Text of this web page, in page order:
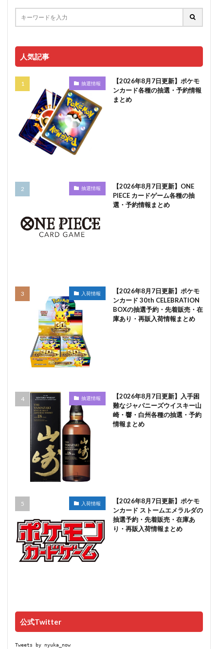
人気記事
抽選情報
【2026年8月7日更新】ポケモ
ンカード各種の抽選・予約情報
まとめ
抽選情報
【2026年8月7日更新】ONE
PIECE カードゲーム各種の抽
選・予約情報まとめ
入荷情報
【2026年8月7日更新】ポケモ
ンカード 30th CELEBRATION
BOXの抽選予約・先着販売・在
庫あり・再販入荷情報まとめ
抽選情報
【2026年8月7日更新】入手困
難なジャパニーズウイスキー山
崎・響・白州各種の抽選・予約
情報まとめ
入荷情報
【2026年8月7日更新】ポケモ
ンカード ストームエメラルダの
抽選予約・先着販売・在庫あ
り・再販入荷情報まとめ
公式Twitter
Tweets by nyuka_now